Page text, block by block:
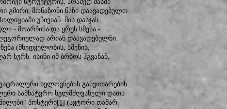
სტრუქტურის, არამედ მასში
გმირი, მონაზონი ნაზი დაავადებულთ
უჩივიან. მის დასჯას
- მოარჩინა და ყრუს სმენა -
არიან დაავადებულნი.
(მხედველობის, სმენის,
სურს. ისინი იმ ბრბოს ჰგვანან,
ხელოვნების განვითარების
სამხატვრო ხელმძღვანელი დათა
პოსტერი[1](ავტორი თამარ